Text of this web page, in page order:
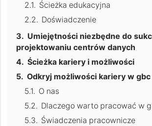
Ścieżka edukacyjna
Doświadczenie
Umiejętności niezbędne do
projektowaniu centrów danych
Ścieżka kariery i możliwości
Odkryj możliwości kariery w
O nas
Dlaczego warto pracować w
Świadczenia pracownicze